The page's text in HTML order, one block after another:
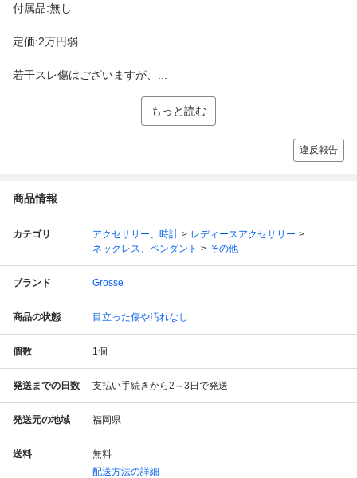
付属品:無し
定価:2万円弱
若干スレ傷はございますが、...
もっと読む
違反報告
商品情報
カテゴリ アクセサリー、時計
レディースアクセサリー
ネックレス、ペンダント
その他
ブランド Grosse
商品の状態 目立った傷や汚れなし
個数 1個
発送までの日数 支払い手続きから2～3日で発送
発送元の地域 福岡県
送料
無料
配送方法の詳細